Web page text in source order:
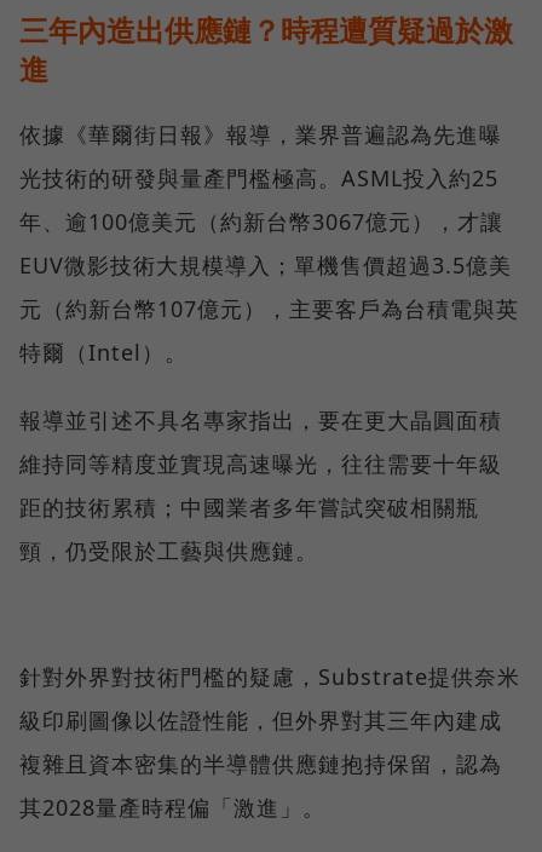
三年內造出供應鏈？時程遭質疑過於激
進
依據《華爾街日報》報導，業界普遍認為先進曝
光技術的研發與量產門檻極高。ASML投入約25
年、逾100億美元（約新台幣3067億元），才讓
EUV微影技術大規模導入；單機售價超過3.5億美
元（約新台幣107億元），主要客戶為台積電與英
特爾（Intel）。
報導並引述不具名專家指出，要在更大晶圓面積
維持同等精度並實現高速曝光，往往需要十年級
距的技術累積；中國業者多年嘗試突破相關瓶
頸，仍受限於工藝與供應鏈。
針對外界對技術門檻的疑慮，Substrate提供奈米
級印刷圖像以佐證性能，但外界對其三年內建成
複雜且資本密集的半導體供應鏈抱持保留，認為
其2028量產時程偏「激進」。